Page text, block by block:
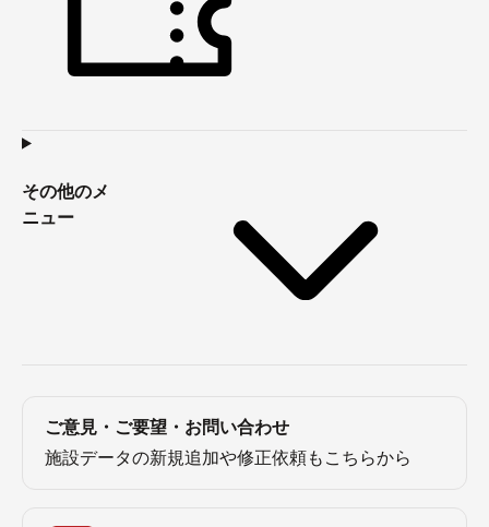
その他のメ
ニュー
ご意見・ご要望・お問い合わせ
施設データの新規追加や修正依頼もこちらから